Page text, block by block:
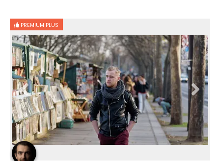
PREMIUM PLUS